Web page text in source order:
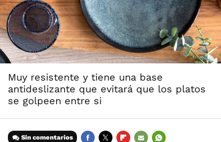
Muy resistente y tiene una base
antideslizante que evitará que los platos
se golpeen entre si
Sin comentarios